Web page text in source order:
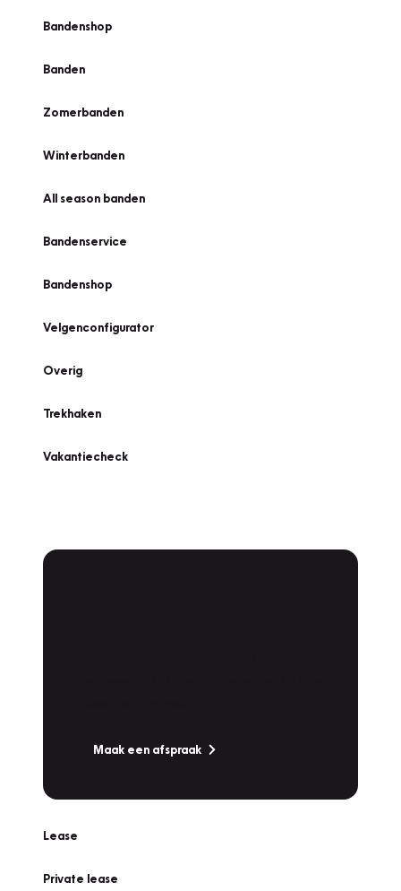
Bandenshop
Banden
Zomerbanden
Winterbanden
All season banden
Bandenservice
Bandenshop
Velgenconfigurator
Overig
Trekhaken
Vakantiecheck
Maak een afspraak
Lease
Private lease